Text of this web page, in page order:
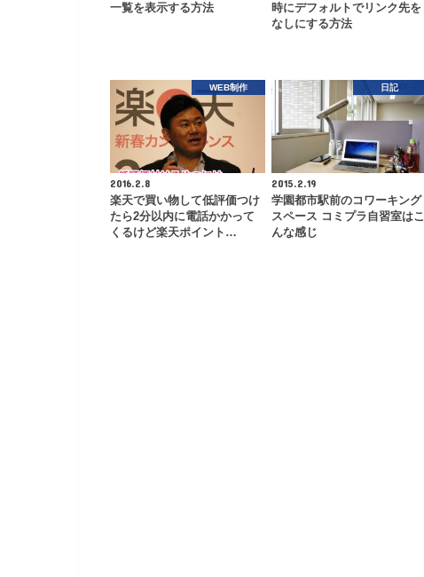
一覧を表示する方法
時にデフォルトでリンク先を
なしにする方法
WEB制作
2016.2.8
楽天で買い物して低評価つけ
たら2分以内に電話かかって
くるけど楽天ポイント…
日記
2015.2.19
学園都市駅前のコワーキング
スペース コミプラ自習室はこ
んな感じ